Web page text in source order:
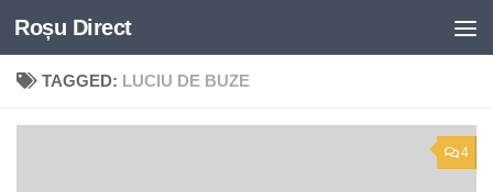
Skip to content
Roșu Direct
TAGGED: LUCIU DE BUZE
4